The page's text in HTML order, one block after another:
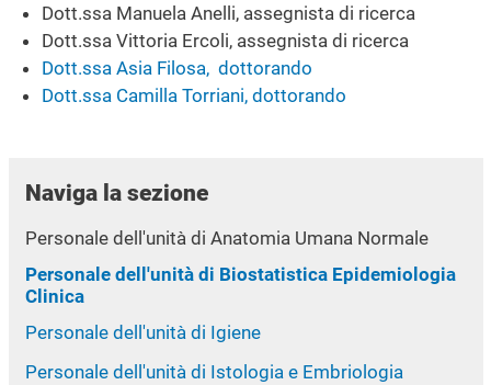
Dott.ssa Manuela Anelli, assegnista di ricerca
Dott.ssa Vittoria Ercoli, assegnista di ricerca
Dott.ssa Asia Filosa, dottorando
Dott.ssa Camilla Torriani, dottorando
Naviga la sezione
Personale dell'unità di Anatomia Umana Normale
Personale dell'unità di Biostatistica Epidemiologia
Clinica
Personale dell'unità di Igiene
Personale dell'unità di Istologia e Embriologia